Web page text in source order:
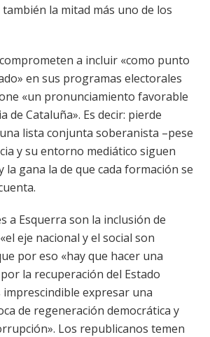
la mitad más uno de los
a incluir «como punto
en sus programas electorales
«un pronunciamiento favorable
de Cataluña». Es decir: pierde
lista conjunta soberanista –pese
y su entorno mediático siguen
la gana la de que cada formación se
a Esquerra son la inclusión de
eje nacional y el social son
por eso «hay que hacer una
la recuperación del Estado
imprescindible expresar una
de regeneración democrática y
Los republicanos temen